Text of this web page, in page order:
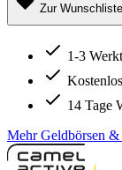
Zur
1-3
14 Tage
Mehr Geldbörsen &